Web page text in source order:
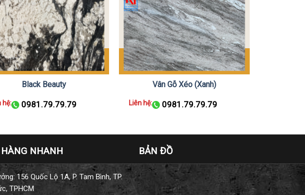
Black Beauty
hệ: 0981.79.79.79
Vân Gỗ Xéo (Xanh)
Liên hệ: 0981.79.79.79
NHANH
156 Quốc Lộ 1A, P. Tam Bình, TP.
TPHCM
BẢN ĐỒ